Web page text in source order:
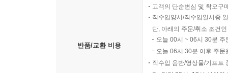
반품/교환 비용
고객의 단순변심 및 착오구
직수입양서/직수입일서중
단, 아래의 주문/취소 조건
오늘 00시 ~ 06시 30분
오늘 06시 30분 이후 주
직수입 음반/영상물/기프트